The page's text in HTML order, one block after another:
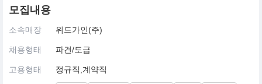
모집내용
소속매장 위드가인(주)
채용형태 파견/도급
고용형태 정규직,계약직